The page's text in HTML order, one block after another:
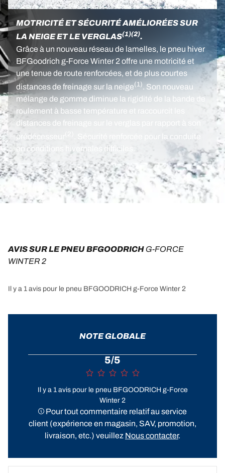
MOTRICITÉ ET SÉCURITÉ AMÉLIORÉES SUR
LA NEIGE ET LE VERGLAS(1)(2).
Grâce à un nouveau réseau de lamelles, le pneu hiver
BFGoodrich g-Force Winter 2 offre une motricité et
une tenue de route renforcées, et de plus courtes
distances de freinage sur la neige(1). Son nouveau
mélange de gomme diminue la rigidité de la bande de
roulement à basse température et raccourcit les
distances de freinage sur le verglas par rapport à son
prédécesseur
. Sécurité renforcée pour la conduite
en conditions hivernales difficiles.
AVIS SUR LE PNEU BFGOODRICH G-FORCE
WINTER 2
Il y a 1 avis pour le pneu BFGOODRICH g-Force Winter 2
NOTE GLOBALE
5/5
Il y a 1 avis pour le pneu BFGOODRICH g-Force
Winter 2
Pour tout commentaire relatif au service
client (expérience en magasin, SAV, promotion,
livraison, etc.) veuillez Nous contacter.